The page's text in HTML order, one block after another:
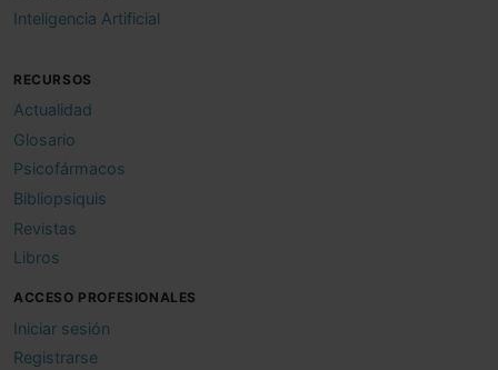
Inteligencia Artificial
RECURSOS
Actualidad
Glosario
Psicofármacos
Bibliopsiquis
Revistas
Libros
ACCESO PROFESIONALES
Iniciar sesión
Registrarse